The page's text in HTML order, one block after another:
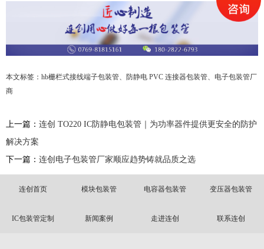
本文标签： hb栅栏式接线端子包装管 防静电 PVC 连接器包装管、 电子包装管厂
商
上一篇： 连创 TO220 IC防静电包装管｜为功率器件提供更安全的防护
解决方案
下一篇： 连创电子包装管厂家顺应趋势铸就品质之选
连创首页 模块包装管 电容器包装管 变压器包装管
IC包装管定制 新闻案例 走进连创 联系连创